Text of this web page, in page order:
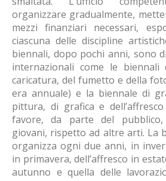
organizzare gradualmente,
mezzi finanziari necessari,
ciascuna delle discipline
biennali, dopo pochi anni, sono
internazionali come le
caricatura, del fumetto e della
era annuale) e la biennale di
pittura, di grafica e
favore, da parte del
giovani, rispetto ad altre arti. La
organizza ogni due anni, in
in primavera, dell’affresco in
autunno e quella delle